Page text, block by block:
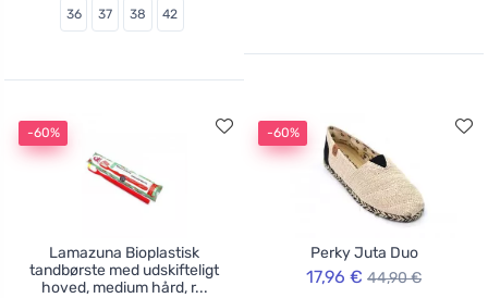
36 37 38 42
-60%
Lamazuna Bioplastisk
tandbørste med udskifteligt
hoved, medium hård, r...
-60%
Perky Juta Duo
17,96 € 44,90 €